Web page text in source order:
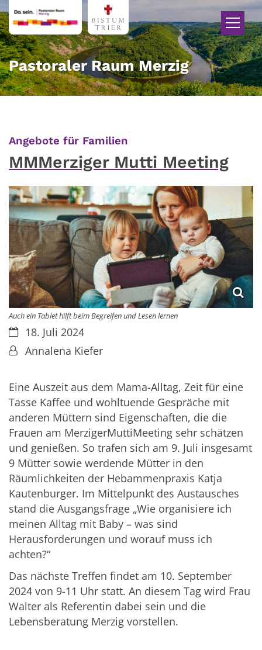
Zum Inhalt springen
Pastoraler Raum Merzig
Angebote für Familien
MMMerziger Mutti Meeting
Auch ein Tablet hilft beim Begreifen und Lesen lernen
Datum:18. Juli 2024
Von:Annalena Kiefer
Eine Auszeit aus dem Mama-Alltag, Zeit für eine
Tasse Kaffee und wohltuende Gespräche mit
anderen Müttern sind Eigenschaften, die die
Frauen am MerzigerMuttiMeeting sehr schätzen
und genießen. So trafen sich am 9. Juli insgesamt
9 Mütter sowie werdende Mütter in den
Räumlichkeiten der Hebammenpraxis Katja
Kautenburger. Im Mittelpunkt des Austausches
stand die Ausgangsfrage „Wie organisiere ich
meinen Alltag mit Baby – was sind
Herausforderungen und worauf muss ich
achten?“
Das nächste Treffen findet am 10. September
2024 von 9-11 Uhr statt. An diesem Tag wird Frau
Walter als Referentin dabei sein und die
Lebensberatung Merzig vorstellen.